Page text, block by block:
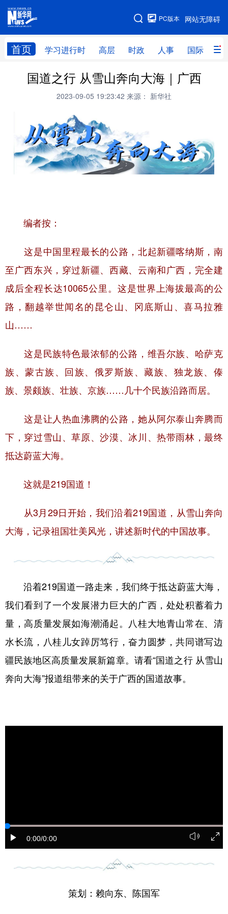
网站无障碍
PC版本
首页 学习进行时 高层 时政 人事 国际 财
网站地图
学习进行时 高层 时政 人事
财经 网评
思客智库
科技 科创 量子 体育
文化 书画 健康 军事
食品
学术中国 乡村振兴 银龄 溯源中国
城市 旅游 能源 会展
彩票 娱乐 时尚 悦读
公益 一带一路 亚太网 上市公司
地方频道
北京 天津 河北 山西
辽宁 吉林 上海 江苏
浙江 安徽 福建 江西
山东
广东 广西
甘肃
多语种频道
English Español Français عربى
Русский язык 日本語 한국어
Deutsch Português
国道之行 从雪山奔向大海｜广西
2023-09-05 19:23:42 来源： 新华社
编者按：
这是中国里程最长的公路，北起新疆喀纳斯，南
至广西东兴，穿过新疆、西藏、云南和广西，完全建
成后全程长达10065公里。这是世界上海拔最高的公
路，翻越举世闻名的昆仑山、冈底斯山、喜马拉雅
山……
这是民族特色最浓郁的公路，维吾尔族、哈萨克
族、蒙古族、回族、俄罗斯族、藏族、独龙族、傣
族、景颇族、壮族、京族……几十个民族沿路而居。
这是让人热血沸腾的公路，她从阿尔泰山奔腾而
下，穿过雪山、草原、沙漠、冰川、热带雨林，最终
抵达蔚蓝大海。
这就是219国道！
从3月29日开始，我们沿着219国道，从雪山奔向
大海，记录祖国壮美风光，讲述新时代的中国故事。
沿着219国道一路走来，我们终于抵达蔚蓝大海，
我们看到了一个发展潜力巨大的广西，处处积蓄着力
量，高质量发展如海潮涌起。八桂大地青山常在、清
水长流，八桂儿女踔厉笃行，奋力圆梦，共同谱写边
疆民族地区高质量发展新篇章。请看“国道之行 从雪山
奔向大海”报道组带来的关于广西的国道故事。
0:00/0:00
策划：赖向东、陈国军